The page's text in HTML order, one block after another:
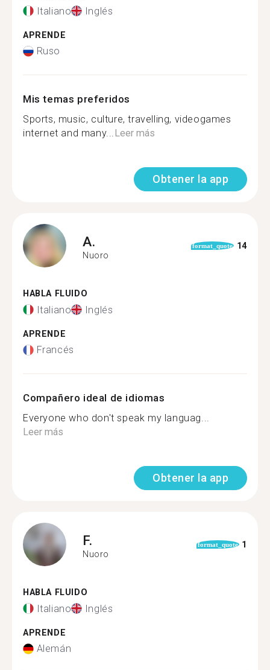
Italiano Inglés
APRENDE
Ruso
Mis temas preferidos
Sports, music, culture, travelling, videogames
internet and many...Leer más
Obtener la app
A.
Nuoro
format_quote 14
HABLA FLUIDO
Italiano Inglés
APRENDE
Francés
Compañero ideal de idiomas
Everyone who don't speak my languag...
Leer más
Obtener la app
F.
Nuoro
format_quote 1
HABLA FLUIDO
Italiano Inglés
APRENDE
Alemán